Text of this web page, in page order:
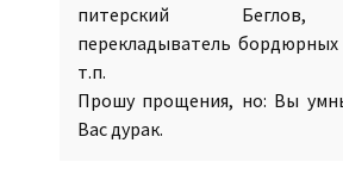
питерский Беглов,
перекладыватель
т.п.
Прошу прощения, но: Вы
Вас дурак.